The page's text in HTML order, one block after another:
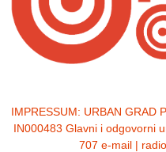
IMPRESSUM: URBAN GRAD
IN000483 Glavni i odgovorni
707 e-mail |